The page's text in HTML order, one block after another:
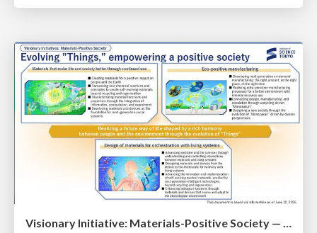
Visionary Initiative: Materials-Positive Society — Evolving “Things,” empowering a positive society | Science Tokyo